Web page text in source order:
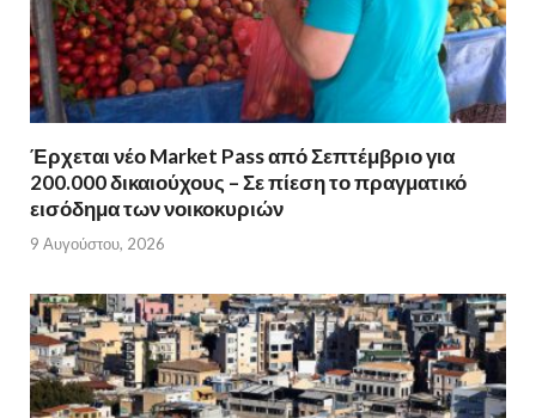
Έρχεται νέο Market Pass από Σεπτέμβριο για
200.000 δικαιούχους – Σε πίεση το πραγματικό
εισόδημα των νοικοκυριών
9 Αυγούστου, 2026